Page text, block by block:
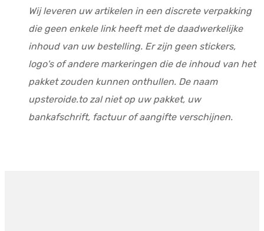
Wij leveren uw artikelen in een discrete verpakking
die geen enkele link heeft met de daadwerkelijke
inhoud van uw bestelling. Er zijn geen stickers,
logo's of andere markeringen die de inhoud van het
pakket zouden kunnen onthullen. De naam
upsteroide.to zal niet op uw pakket, uw
bankafschrift, factuur of aangifte verschijnen.